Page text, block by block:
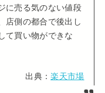
に売る気のない値段
店側の都合で後出し
て買い物ができな
出典：楽天市場